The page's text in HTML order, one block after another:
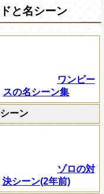
と名シーン
ワンピー
スの名シーン集
ーン
ゾロの対
決シーン(2年前)